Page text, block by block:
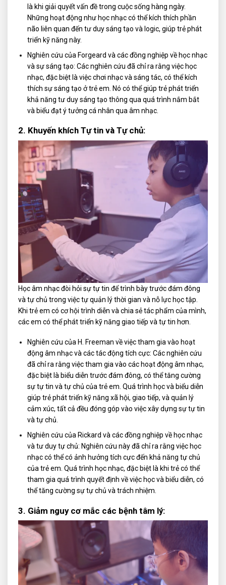
là khi giải quyết vấn đề trong cuộc sống hàng ngày.
Những hoạt động như học nhạc có thể kích thích phần
não liên quan đến tư duy sáng tạo và logic, giúp trẻ phát
triển kỹ năng này.
Nghiên cứu của Forgeard và các đồng nghiệp về học nhạc
và sự sáng tạo: Các nghiên cứu đã chỉ ra rằng việc học
nhạc, đặc biệt là việc chơi nhạc và sáng tác, có thể kích
thích sự sáng tạo ở trẻ em. Nó có thể giúp trẻ phát triển
khả năng tư duy sáng tạo thông qua quá trình nắm bắt
và biểu đạt ý tưởng cá nhân qua âm nhạc.
2. Khuyến khích Tự tin và Tự chủ:
Học âm nhạc đòi hỏi sự tự tin để trình bày trước đám đông
và tự chủ trong việc tự quản lý thời gian và nỗ lực học tập.
Khi trẻ em có cơ hội trình diễn và chia sẻ tác phẩm của mình,
các em có thể phát triển kỹ năng giao tiếp và tự tin hơn.
Nghiên cứu của H. Freeman về việc tham gia vào hoạt
động âm nhạc và các tác động tích cực: Các nghiên cứu
đã chỉ ra rằng việc tham gia vào các hoạt động âm nhạc,
đặc biệt là biểu diễn trước đám đông, có thể tăng cường
sự tự tin và tự chủ của trẻ em. Quá trình học và biểu diễn
giúp trẻ phát triển kỹ năng xã hội, giao tiếp, và quản lý
cảm xúc, tất cả đều đóng góp vào việc xây dựng sự tự tin
và tự chủ.
Nghiên cứu của Rickard và các đồng nghiệp về học nhạc
và tư duy tự chủ: Nghiên cứu này đã chỉ ra rằng việc học
nhạc có thể có ảnh hưởng tích cực đến khả năng tự chủ
của trẻ em. Quá trình học nhạc, đặc biệt là khi trẻ có thể
tham gia quá trình quyết định về việc học và biểu diễn, có
thể tăng cường sự tự chủ và trách nhiệm.
3. Giảm nguy cơ mắc các bệnh tâm lý: